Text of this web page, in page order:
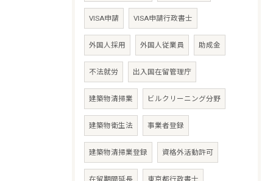
VISA申請 VISA申請行政書士
外国人採用 外国人従業員 助成金
不法就労 出入国在留管理庁
建築物清掃業 ビルクリーニング分野
建築物衛生法 事業者登録
建築物清掃業登録 資格外活動許可
在留期間延長 東京都行政書士